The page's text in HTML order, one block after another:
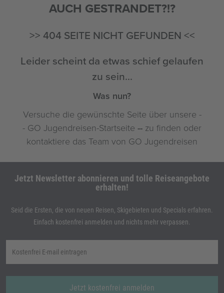
Jetzt Newsletter abonnieren und tolle Reiseangebote
erhalten!
Seid die Ersten, die von neuen Reisen, Skigebieten und Specials erfahren.
Einfach kostenfrei anmelden und nichts mehr verpassen.
Jetzt kostenfrei anmelden